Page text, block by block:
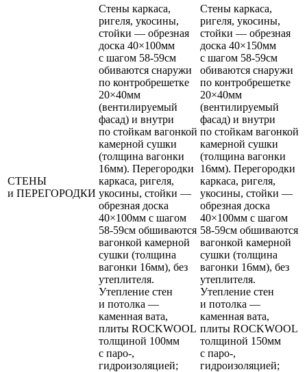
СТЕНЫ
и ПЕРЕГОРОДКИ
Стены каркаса,
ригеля, укосины,
стойки — обрезная
доска 40×100мм
с шагом 58-59см
обиваются снаружи
по контробрешетке
20×40мм
(вентилируемый
фасад) и внутри
по стойкам вагонкой
камерной сушки
(толщина вагонки
16мм). Перегородки
каркаса, ригеля,
укосины, стойки —
обрезная доска
40×100мм с шагом
58-59см обшиваются
вагонкой камерной
сушки (толщина
вагонки 16мм), без
утеплителя.
Утепление стен
и потолка —
каменная вата,
плиты ROCKWOOL
толщиной 100мм
с паро-,
гидроизоляцией;
Стены каркаса,
ригеля, укосины,
стойки — обрезная
доска 40×150мм
с шагом 58-59см
обиваются снаружи
по контробрешетке
20×40мм
(вентилируемый
фасад) и внутри
по стойкам вагонкой
камерной сушки
(толщина вагонки
16мм). Перегородки
каркаса, ригеля,
укосины, стойки —
обрезная доска
40×100мм с шагом
58-59см обшиваются
вагонкой камерной
сушки (толщина
вагонки 16мм), без
утеплителя.
Утепление стен
и потолка —
каменная вата,
плиты ROCKWOOL
толщиной 150мм
с паро-,
гидроизоляцией;